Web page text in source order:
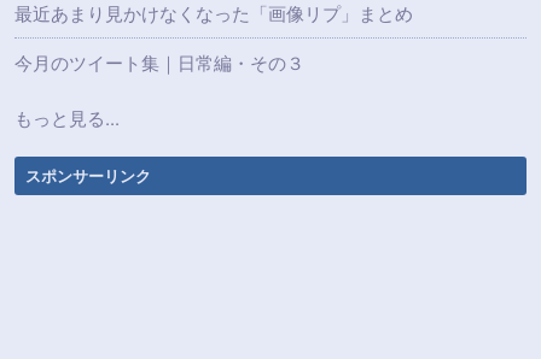
最近あまり見かけなくなった「画像リプ」まとめ
今月のツイート集｜日常編・その３
もっと見る...
スポンサーリンク